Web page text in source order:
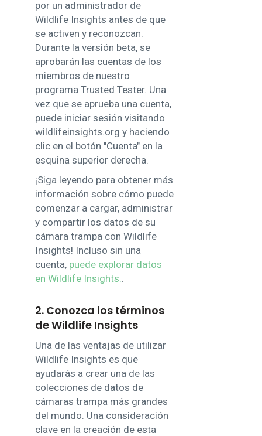
por un administrador de
Wildlife Insights antes de que
se activen y reconozcan.
Durante la versión beta, se
aprobarán las cuentas de los
miembros de nuestro
programa Trusted Tester. Una
vez que se aprueba una cuenta,
puede iniciar sesión visitando
wildlifeinsights.org y haciendo
clic en el botón "Cuenta" en la
esquina superior derecha.
¡Siga leyendo para obtener más
información sobre cómo puede
comenzar a cargar, administrar
y compartir los datos de su
cámara trampa con Wildlife
Insights! Incluso sin una
cuenta, puede explorar datos
en Wildlife Insights..
2. Conozca los términos
de Wildlife Insights
Una de las ventajas de utilizar
Wildlife Insights es que
ayudarás a crear una de las
colecciones de datos de
cámaras trampa más grandes
del mundo. Una consideración
clave en la creación de esta